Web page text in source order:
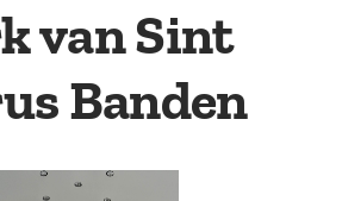
van Sint
Banden